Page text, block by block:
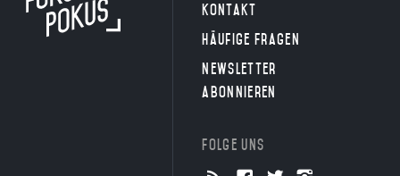
Kontakt
Häufige Fragen
Newsletter
abonnieren
Folge uns